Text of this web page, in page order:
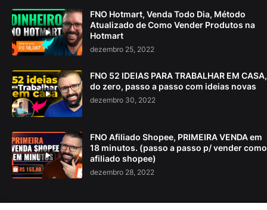
FNO Hotmart, Venda Todo Dia, Método
Atualizado de Como Vender Produtos na
Hotmart
dezembro 25, 2022
FNO 52 IDEIAS PARA TRABALHAR EM CASA,
do zero, passo a passo com ideias novas
dezembro 30, 2022
FNO Afiliado Shopee, PRIMEIRA VENDA em
18 minutos. (passo a passo p/ vender como
afiliado shopee)
dezembro 28, 2022